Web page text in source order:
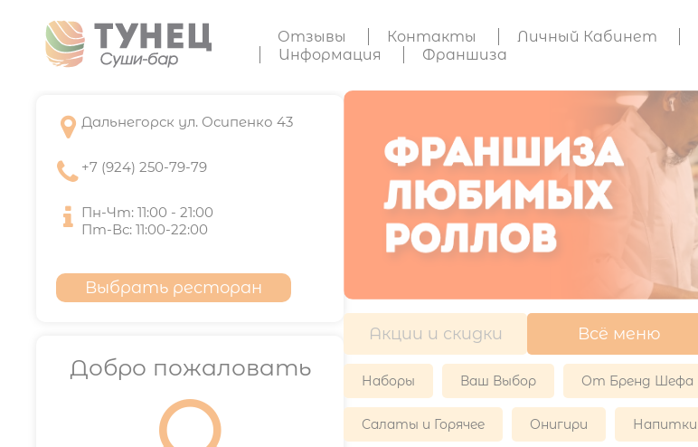
Отзывы Контакты Личный Кабинет
Информация
Франшиза
 Дальнегорск ул. Осипенко 43
 +7 (924) 250-79-79
 Пн-Чт: 11:00 - 21:00
Пт-Вс: 11:00-22:00
Выбрать ресторан
Добро пожаловать
Акции и скидки Всё меню
Наборы Ваш Выбор От Бренд Шефа
Салаты и Горячее Онигири Напитки